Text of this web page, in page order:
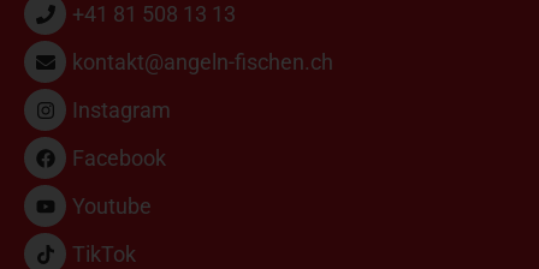
+41 81 508 13 13
kontakt@angeln-fischen.ch
Instagram
Facebook
Youtube
TikTok